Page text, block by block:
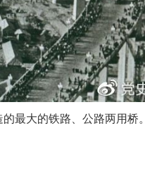
最大的铁路、公路两用桥。